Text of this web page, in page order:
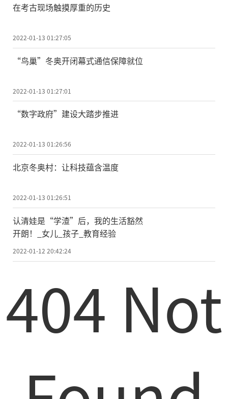
在考古现场触摸厚重的历史
2022-01-13 01:27:05
“鸟巢”冬奥开闭幕式通信保障就位
2022-01-13 01:27:01
“数字政府”建设大踏步推进
2022-01-13 01:26:56
北京冬奥村：让科技蕴含温度
2022-01-13 01:26:51
认清娃是“学渣”后，我的生活豁然
开朗！_女儿_孩子_教育经验
2022-01-12 20:42:24
404 Not